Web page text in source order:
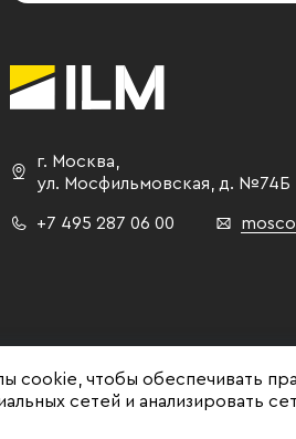
г. Москва,
ул. Мосфильмовская, д. №74Б
+7 495 287 06 00
cookie, чтобы обеспечивать
сетей и анализировать